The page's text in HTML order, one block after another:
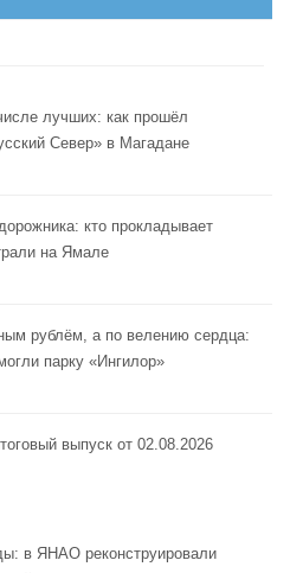
лучших: как прошёл
Север» в Магадане
кто прокладывает
на Ямале
рублём, а по велению сердца:
парку «Ингилор»
выпуск от 02.08.2026
в ЯНАО реконструировали